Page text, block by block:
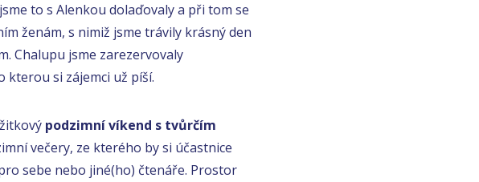
to s Alenkou dolaďovaly a při tom se
ženám, s nimiž jsme trávily krásný den
Chalupu jsme zarezervovaly
kterou si zájemci už píší.
podzimní víkend s tvůrčím
večery, ze kterého by si účastnice
sebe nebo jiné(ho) čtenáře. Prostor